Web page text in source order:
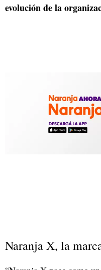
evolución de la
Naranja X, la